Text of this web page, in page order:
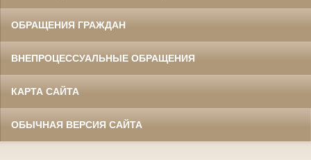
ОБРАЩЕНИЯ ГРАЖДАН
ВНЕПРОЦЕССУАЛЬНЫЕ ОБРАЩЕНИЯ
КАРТА САЙТА
ОБЫЧНАЯ ВЕРСИЯ САЙТА